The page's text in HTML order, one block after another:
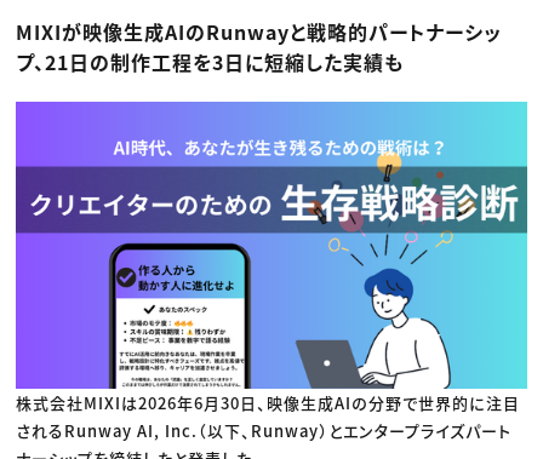
マーケティング
ディレクション
業界解説・キャリア事情
お役立ち基礎知識
アプリクリエイター
ゲームクリエイター
映像クリエイター
マーケッター
クリエイターインタビュー
ニュース・トレンド
ニュース・トレンド トップ
ゲーム・エンタメ
出版
CREATIVE VILLAGEからのお知らせ
プロフェッショナル×つながる×メディア
MIXIが映像生成AIのRunwayと戦略的パートナーシッ
プ、21日の制作工程を3日に短縮した実績も
株式会社MIXIは2026年6月30日、映像生成AIの分野で世界的に注目
されるRunway AI, Inc.（以下、Runway）とエンタープライズパート